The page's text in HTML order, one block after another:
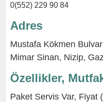
0(552) 229 90 84
Adres
Mustafa Kökmen
Mimar Sinan, Nizip,
Özellikler,
Paket Servis Var, Fiyat